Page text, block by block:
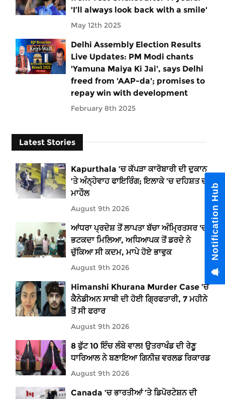
'I’ll always look back with a smile'
May 12th 2025
Delhi Assembly Election Results
Live Updates: PM Modi chants
'Yamuna Maiya Ki Jai', says Delhi
freed from 'AAP-da'; promises to
repay win with development
February 8th 2025
Latest Stories
Kapurthala ’ਚ ਕੱਪੜਾ ਕਾਰੋਬਾਰੀ ਦੀ ਦੁਕਾਨ
’ਤੇ ਅੰਨ੍ਹੇਵਾਹ ਫਾਇਰਿੰਗ; ਇਲਾਕੇ ’ਚ ਦਹਿਸ਼ਤ ਦਾ
ਮਾਹੌਲ
August 9th 2026
ਆਂਧਰਾ ਪ੍ਰਦੇਸ਼ ਤੋਂ ਲਾਪਤਾ ਬੱਚਾ ਅੰਮ੍ਰਿਤਸਰ 'ਚ
ਭਟਕਦਾ ਮਿਲਿਆ, ਅਧਿਆਪਕ ਤੋਂ ਡਰਦੇ ਨੇ
ਚੁੱਕਿਆ ਸੀ ਕਦਮ, ਮਾਪੇ ਹੋਏ ਭਾਵੁਕ
August 9th 2026
Himanshi Khurana Murder Case ’ਚ
ਕੈਨੇਡੀਅਨ ਸਾਥੀ ਦੀ ਹੋਈ ਗ੍ਰਿਫਤਾਰੀ, 7 ਮਹੀਨੇ
ਤੋਂ ਸੀ ਫਰਾਰ
August 9th 2026
8 ਫੁੱਟ 10 ਇੰਚ ਲੰਬੇ ਵਾਲ! ਉਤਰਾਖੰਡ ਦੀ ਰੇਣੂ
ਧਾਰਿਆਲ ਨੇ ਬਣਾਇਆ ਗਿਨੀਜ਼ ਵਰਲਡ ਰਿਕਾਰਡ
August 9th 2026
Canada ’ਚ ਭਾਰਤੀਆਂ ’ਤੇ ਡਿਪੋਰਟੇਸ਼ਨ ਦੀ
Notification Hub